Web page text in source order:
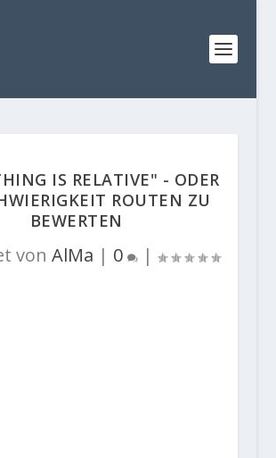
IS RELATIVE" - ODER
ROUTEN ZU
BEWERTEN
von AlMa | 0 |